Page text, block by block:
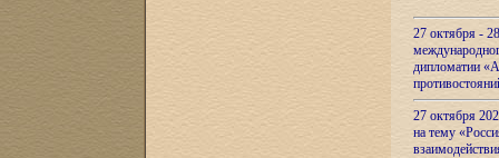
27 октября -
дипломатии
27 октября
на тему